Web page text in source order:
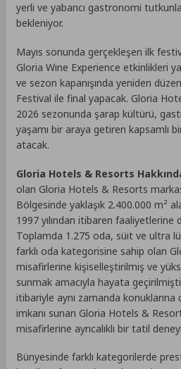
yerli ve yabancı gastronomi
bekleniyor.
Mayıs sonunda gerçekleşen ilk
Gloria Wine Experience etkinlikleri
ve sezon kapanışında yeniden
Festival ile final yapacak. Gloria
2026 sezonunda şarap kültürü,
yaşamı bir araya getiren kapsamlı
atacak.
Gloria Hotels & Resorts
olan Gloria Hotels & Resorts
Bölgesinde yaklaşık 2.400.000 m²
1997 yılından itibaren faaliyetlerine
Toplamda 1.275 oda, süit ve ultra
farklı oda kategorisine sahip olan
misafirlerine kişiselleştirilmiş ve
sunmak amacıyla hayata
itibariyle aynı zamanda
imkanı sunan Gloria Hotels &
misafirlerine ayrıcalıklı bir tatil
Bünyesinde farklı kategorilerde